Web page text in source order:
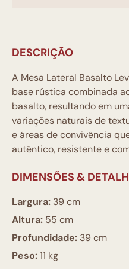
DESCRIÇÃO
A Mesa Lateral Basalto
base rústica combinada
basalto, resultando em
variações naturais de
e áreas de convivência
autêntico, resistente e
DIMENSÕES &
Largura: 39 cm
Altura: 55 cm
Profundidade: 39 cm
Peso:11 kg